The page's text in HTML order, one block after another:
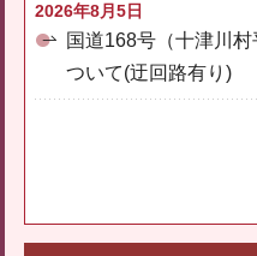
2026年8月5日
国道168号（十津川
ついて(迂回路有り)